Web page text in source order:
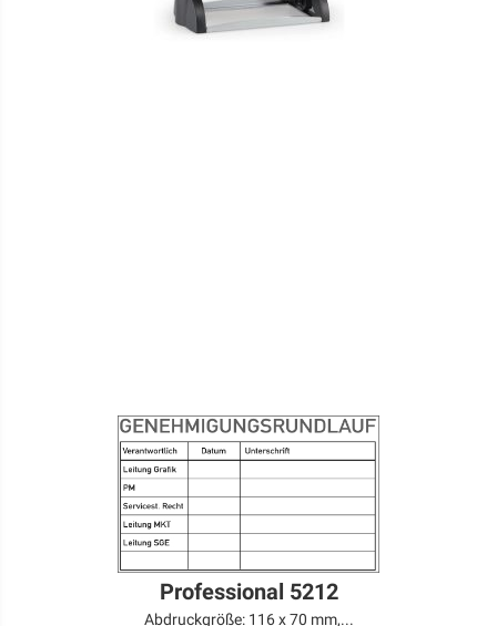
Professional 5212
Abdruckgröße: 116 x 70 mm,...